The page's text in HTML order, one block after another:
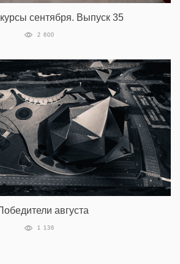
сентября. Выпуск 35
2 600
августа
1 136